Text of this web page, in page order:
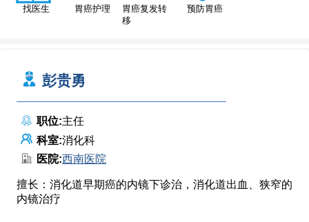
找医生 胃癌护理
胃癌复发转
移
预防胃癌
彭贵勇
职位:主任
科室:消化科
医院:西南医院
擅长：消化道早期癌的内镜下诊治，消化道出血、狭窄的
内镜治疗